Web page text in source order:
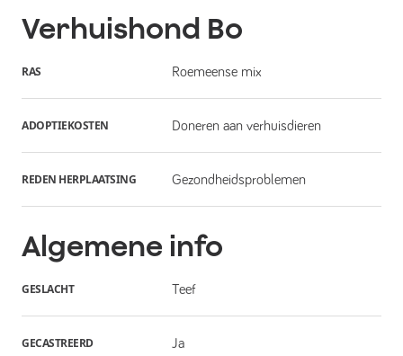
Verhuishond Bo
RAS Roemeense mix
ADOPTIEKOSTEN Doneren aan verhuisdieren
REDEN HERPLAATSING Gezondheidsproblemen
Algemene info
GESLACHT Teef
GECASTREERD Ja